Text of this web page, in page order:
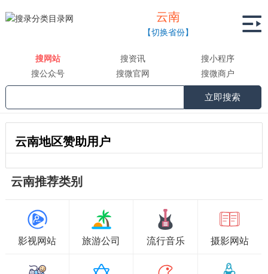

云南
【切换省份】
搜网站 搜资讯
搜小程序
搜公众号
搜微官网 搜微商户
立即搜索
云南地区赞助用户
云南推荐类别
影视网站 旅游公司 流行音乐 摄影网站